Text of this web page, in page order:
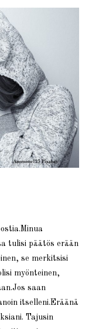
tulisi päätös erään
se merkitsisi
myönteinen,
saan
itselleni.Eräänä
Tajusin